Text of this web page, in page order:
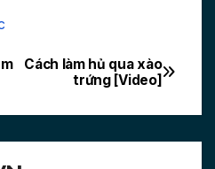
Cách làm hủ qua xào
trứng [Video]